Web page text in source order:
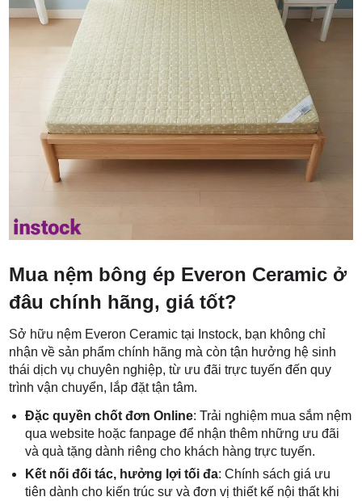
Mua nệm bông ép Everon Ceramic ở
đâu chính hãng, giá tốt?
Sở hữu nệm Everon Ceramic tại Instock, bạn không chỉ
nhận về sản phẩm chính hãng mà còn tận hưởng hệ sinh
thái dịch vụ chuyên nghiệp, từ ưu đãi trực tuyến đến quy
trình vận chuyển, lắp đặt tận tâm.
Đặc quyền chốt đơn Online: Trải nghiệm mua sắm nệm
qua website hoặc fanpage để nhận thêm những ưu đãi
và quà tặng dành riêng cho khách hàng trực tuyến.
Kết nối đối tác, hưởng lợi tối đa: Chính sách giá ưu
tiên dành cho kiến trúc sư và đơn vị thiết kế nội thất khi